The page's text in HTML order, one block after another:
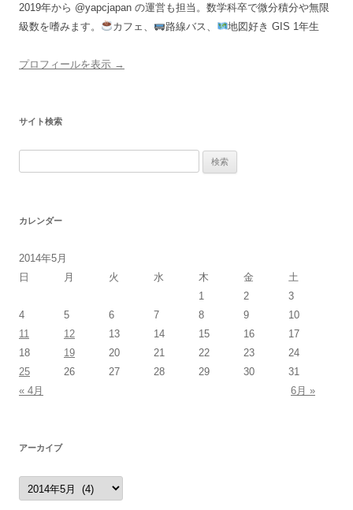
2019年から @yapcjapan の運営も担当。数学科卒で微分積分や無限
級数を嗜みます。
カフェ、 路線バス、 地図好き GIS 1年生
プロフィールを表示 →
サイト検索
索:
カレンダー
2014年5月
日
月 火 水 木 金
土
1
2
3
4
5 6 7 8 9
10
11
12 13 14 15 16
17
18
19 20 21 22 23
24
25
26 27 28 29 30
31
« 4月
6月 »
アーカイブ
ア
ー
カ